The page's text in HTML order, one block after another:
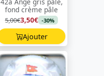
fond crème pâle
5,00€3,50€ -30%
Ajouter